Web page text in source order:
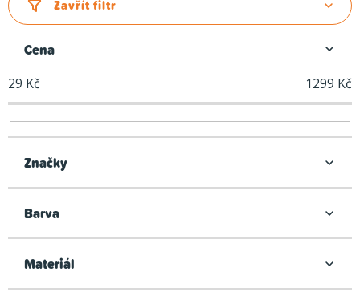
e
í
p
r
o
u
t
Zavřít filtr
Cena
29 Kč 1299 Kč
Značky
Barva
Materiál